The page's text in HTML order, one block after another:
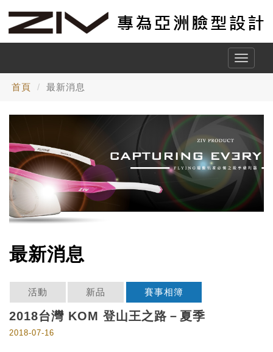
Toggle
首頁 最新消息
最新消息
活動 新品 賽事相簿
2018台灣 KOM 登山王之路－夏季
2018-07-16